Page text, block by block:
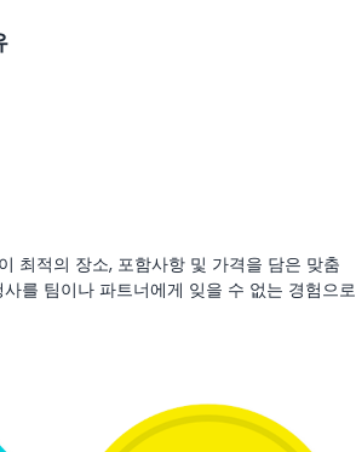
최적의 장소, 포함사항 및 가격을 담은 맞춤
를 팀이나 파트너에게 잊을 수 없는 경험으로